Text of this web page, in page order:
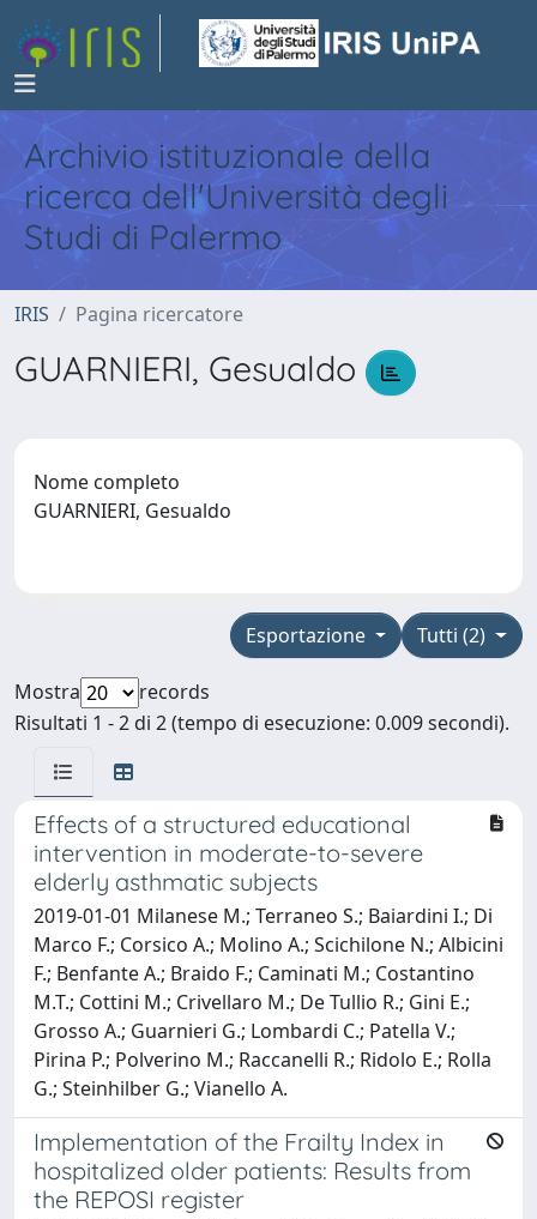
Archivio istituzionale della
ricerca dell'Università degli
Studi di Palermo
IRIS Pagina ricercatore
GUARNIERI, Gesualdo
Nome completo
GUARNIERI, Gesualdo
Tutti (2)
Esportazione
Mostra
records
Risultati 1 - 2 di 2 (tempo di esecuzione: 0.009 secondi).
Effects of a structured educational
intervention in moderate-to-severe
elderly asthmatic subjects
2019-01-01 Milanese M.; Terraneo S.; Baiardini I.; Di
Marco F.; Corsico A.; Molino A.; Scichilone N.; Albicini
F.; Benfante A.; Braido F.; Caminati M.; Costantino
M.T.; Cottini M.; Crivellaro M.; De Tullio R.; Gini E.;
Grosso A.; Guarnieri G.; Lombardi C.; Patella V.;
Pirina P.; Polverino M.; Raccanelli R.; Ridolo E.; Rolla
G.; Steinhilber G.; Vianello A.
Implementation of the Frailty Index in
hospitalized older patients: Results from
the REPOSI register